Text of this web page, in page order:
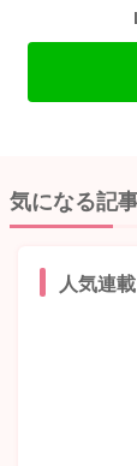
気になる記
人気連載